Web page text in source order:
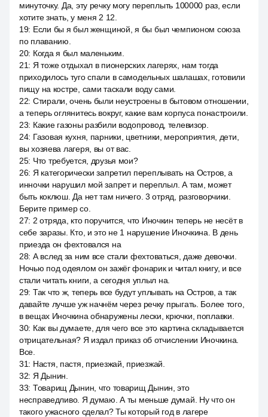
минуточку. Да, эту речку могу переплыть 100000 раз, если
хотите знать, у меня 2 12.
19: Если бы я был женщиной, я бы был чемпионом союза
по плаванию.
20: Когда я был маленьким.
21: Я тоже отдыхал в пионерских лагерях, нам тогда
приходилось туго спали в самодельных шалашах, готовили
пищу на костре, сами таскали воду сами.
22: Стирали, очень были неустроены в бытовом отношении,
а теперь оглянитесь вокруг, какие вам корпуса понастроили.
23: Какие газоны разбили водопровод, телевизор.
24: Газовая кухня, парники, цветники, мероприятия, дети,
вы хозяева лагеря, вы от вас.
25: Что требуется, друзья мои?
26: Я категорически запретил переплывать на Остров, а
инночки нарушил мой запрет и переплыл. А там, может
быть коклюш. Да нет там ничего. 3 отряд, разговорчики.
Берите пример со.
27: 2 отряда, кто поручится, что Иночкин теперь не несёт в
себе заразы. Кто, и это не 1 нарушение Иночкина. В день
приезда он фехтовался на
28: А вслед за ним все стали фехтоваться, даже девочки.
Ночью под одеялом он зажёг фонарик и читал книгу, и все
стали читать книги, а сегодня уплыл на.
29: Так что ж, теперь все будут уплывать на Остров, а так
давайте лучше уж начнём через речку прыгать. Более того,
в вещах Иночкина обнаружены лески, крючки, поплавки.
30: Как вы думаете, для чего все это картина складывается
отрицательная? Я издал приказ об отчислении Иночкина.
Все.
31: Настя, пастя, приезжай, приезжай.
32: Я Дынин.
33: Товарищ Дынин, что товарищ Дынин, это
несправедливо. Я думаю. А ты меньше думай. Ну что он
такого ужасного сделал? Ты который год в лагере